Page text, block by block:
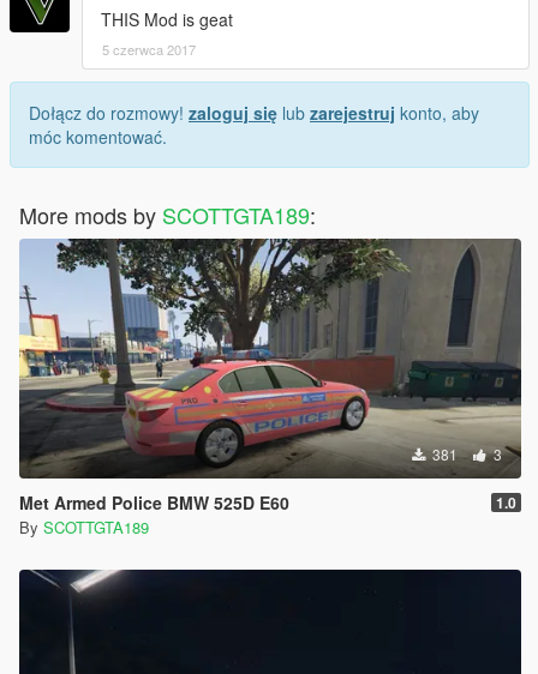
THIS Mod is geat
5 czerwca 2017
Dołącz do rozmowy! zaloguj się lub zarejestruj konto, aby
móc komentować.
More mods by SCOTTGTA189:
381 3
Met Armed Police BMW 525D E60 1.0
By SCOTTGTA189